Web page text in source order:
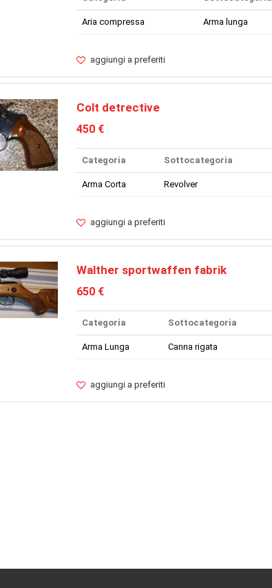
Aria compressa Arma lunga
aggiungi a preferiti
Colt detrective
450 €
Categoria Sottocategoria
Arma Corta Revolver
aggiungi a preferiti
Walther sportwaffen fabrik
650 €
Categoria Sottocategoria
Arma Lunga Canna rigata
aggiungi a preferiti